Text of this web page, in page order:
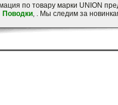
по товару марки UNION
Поводки, . Мы следим за